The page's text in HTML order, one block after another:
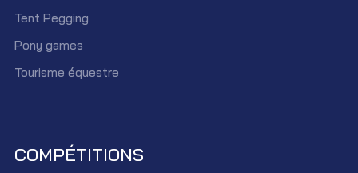
Tent Pegging
Pony games
Tourisme équestre
COMPÉTITIONS